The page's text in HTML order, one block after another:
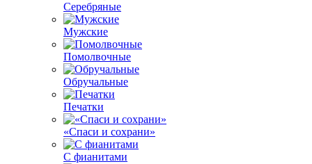
Серебряные
Мужские
Помолвочные
Обручальные
Печатки
«Спаси и сохрани»
С фианитами